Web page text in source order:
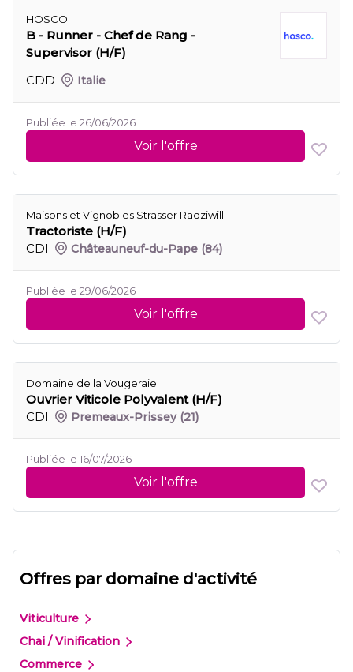
HOSCO
B - Runner - Chef de Rang -
Supervisor (H/F)
CDD
Italie
Publiée le 26/06/2026
Voir l'offre
Maisons et Vignobles Strasser Radziwill
Tractoriste (H/F)
CDI
Châteauneuf-du-Pape (84)
Publiée le 29/06/2026
Voir l'offre
Domaine de la Vougeraie
Ouvrier Viticole Polyvalent (H/F)
CDI
Premeaux-Prissey (21)
Publiée le 16/07/2026
Voir l'offre
Offres par domaine d'activité
Viticulture
Chai / Vinification
Commerce